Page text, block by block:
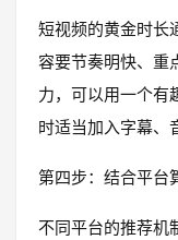
短视频的黄金时长
容要节奏明快、重
力，可以用一个有
时适当加入字幕、
第四步：结合平台
不同平台的推荐机